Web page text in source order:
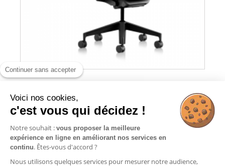
FAUTEUIL DE BUREAU COSM HERMAN
Ajouter au panier
Continuer sans accepter
Voici nos cookies,
c'est vous qui décidez !
Notre souhait : vous proposer la meilleure
expérience en ligne en améliorant nos services en
continu. Êtes-vous d'accord ?
Nous utilisons quelques services pour mesurer notre audience,